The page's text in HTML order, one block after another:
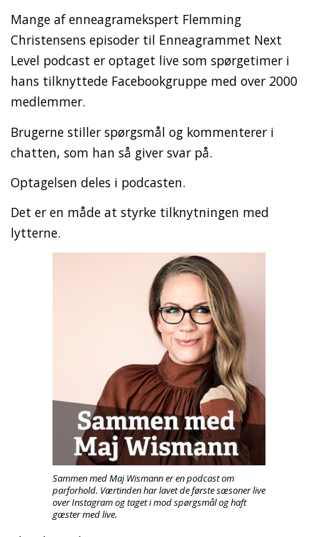
Mange af enneagramekspert Flemming
Christensens episoder til Enneagrammet Next
Level podcast er optaget live som spørgetimer i
hans tilknyttede Facebookgruppe med over 2000
medlemmer.
Brugerne stiller spørgsmål og kommenterer i
chatten, som han så giver svar på.
Optagelsen deles i podcasten.
Det er en måde at styrke tilknytningen med
lytterne.
Sammen med Maj Wismann er en podcast om
parforhold. Værtinden har lavet de første sæsoner live
over Instagram og taget i mod spørgsmål og haft
gæster med live.